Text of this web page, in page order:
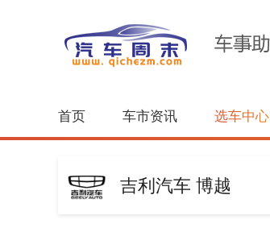
首页 车市资讯 选车中心
吉利汽车 博越